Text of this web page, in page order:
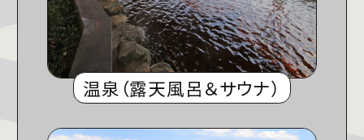
温泉（露天風呂＆サウナ）